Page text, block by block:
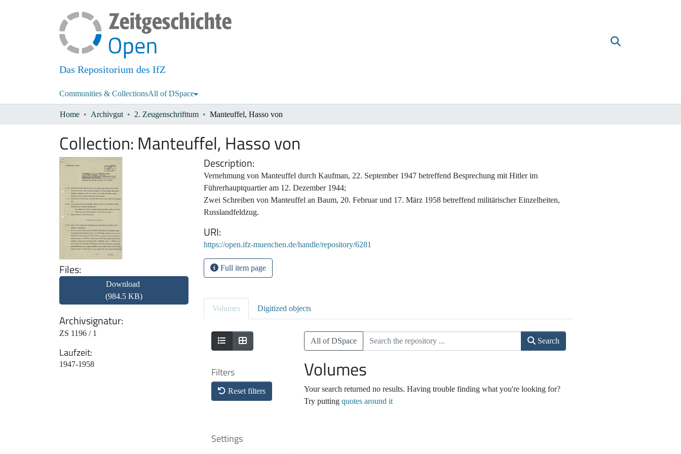
Das Repositorium des IfZ
Communities & CollectionsAll of DSpace
Home Archivgut 2. Zeugenschrifttum Manteuffel, Hasso von
Collection: Manteuffel, Hasso von
Files
Download
(984.5 KB)
Archivsignatur
ZS 1196 / 1
Laufzeit
1947-1958
Description
Vernehmung von Manteuffel durch Kaufman, 22. September 1947 betreffend Besprechung mit Hitler im
Führerhauptquartier am 12. Dezember 1944;
Zwei Schreiben von Manteuffel an Baum, 20. Februar und 17. März 1958 betreffend militärischer Einzelheiten,
Russlandfeldzug.
URI
https://open.ifz-muenchen.de/handle/repository/6281
Full item page
Volumes Digitized objects
Filters
Reset filters
Settings
All of DSpace Search
Volumes
Your search returned no results. Having trouble finding what you're looking for?
Try putting quotes around it